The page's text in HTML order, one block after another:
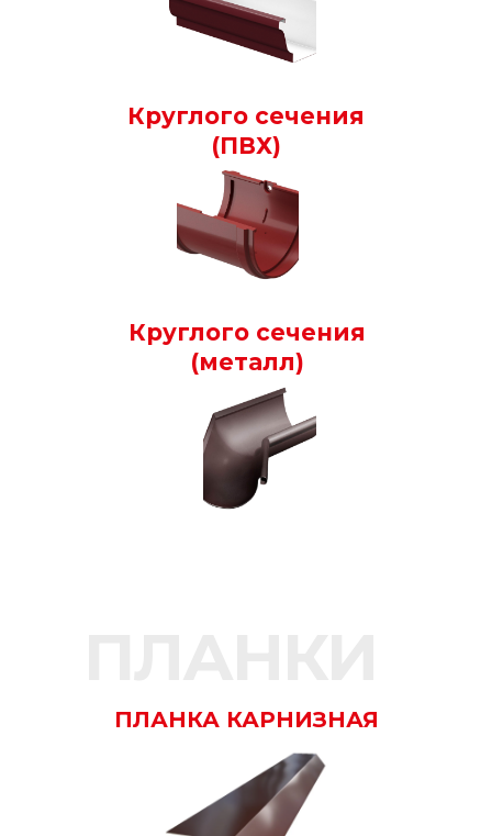
Круглого сечения
(металл)
Круглого сечения
(ПВХ)
ПЛАНКА КАРНИЗНАЯ